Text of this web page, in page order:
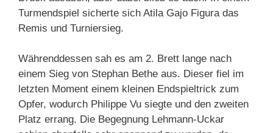
Turmendspiel sicherte sich Atila Gajo Figura das
Remis und Turniersieg.
Währenddessen sah es am 2. Brett lange nach
einem Sieg von Stephan Bethe aus. Dieser fiel im
letzten Moment einem kleinen Endspieltrick zum
Opfer, wodurch Philippe Vu siegte und den zweiten
Platz errang. Die Begegnung Lehmann-Uckar